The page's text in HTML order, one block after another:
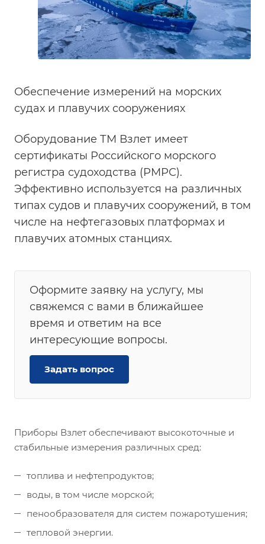
Обеспечение измерений на морских
судах и плавучих сооружениях
Оборудование ТМ Взлет имеет
сертификаты Российского морского
регистра судоходства (РМРС).
Эффективно используется на различных
типах судов и плавучих сооружений, в том
числе на нефтегазовых платформах и
плавучих атомных станциях.
Оформите заявку на услугу, мы
свяжемся с вами в ближайшее
время и ответим на все
интересующие вопросы.
Задать вопрос
Приборы Взлет обеспечивают высокоточные и
стабильные измерения различных сред:
топлива и нефтепродуктов;
воды, в том числе морской;
пенообразователя для систем пожаротушения;
тепловой энергии.